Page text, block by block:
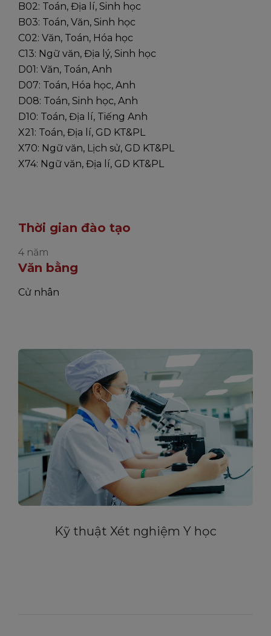
B02: Toán, Địa lí, Sinh học
B03: Toán, Văn, Sinh học
C02: Văn, Toán, Hóa học
C13: Ngữ văn, Địa lý, Sinh học
D01: Văn, Toán, Anh
D07: Toán, Hóa học, Anh
D08: Toán, Sinh học, Anh
D10: Toán, Địa lí, Tiếng Anh
X21: Toán, Địa lí, GD KT&PL
X70: Ngữ văn, Lịch sử, GD KT&PL
X74: Ngữ văn, Địa lí, GD KT&PL
Thời gian đào tạo
4 năm
Văn bằng
Cử nhân
Kỹ thuật Xét nghiệm Y học